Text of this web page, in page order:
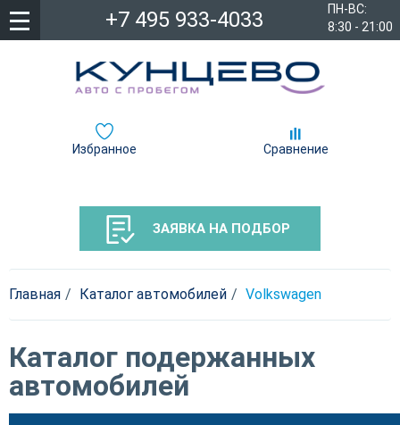
ПН-ВС:
8:30 - 21:00
+7 495 933-4033
Избранное Сравнение
ЗАЯВКА НА ПОДБОР
Главная Каталог автомобилей Volkswagen
Каталог подержанных
автомобилей